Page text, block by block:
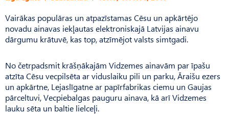
Vairākas populāras un atpazīstamas Cēsu un apkārtējo
novadu ainavas iekļautas elektroniskajā Latvijas ainavu
dārgumu krātuvē, kas top, atzīmējot valsts simtgadi.
No četrpadsmit krāšņākajām Vidzemes ainavām par īpašu
atzīta Cēsu vecpilsēta ar viduslaiku pili un parku, Āraišu ezers
un apkārtne, Lejaslīgatne ar papīrfabrikas ciemu un Gaujas
pārceltuvi, Vecpiebalgas pauguru ainava, kā arī Vidzemes
lauku sēta un baltie lielceļi.